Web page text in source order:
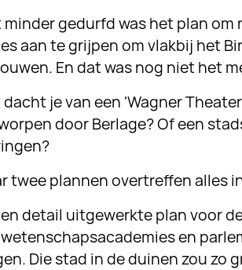
minder gedurfd was het plan
aan te grijpen om vlakbij het
En dat was nog niet het
dacht je van een 'Wagner
door Berlage? Of een
twee plannen overtreffen alles
detail uitgewerkte plan voor
en
Die stad in de duinen zou zo